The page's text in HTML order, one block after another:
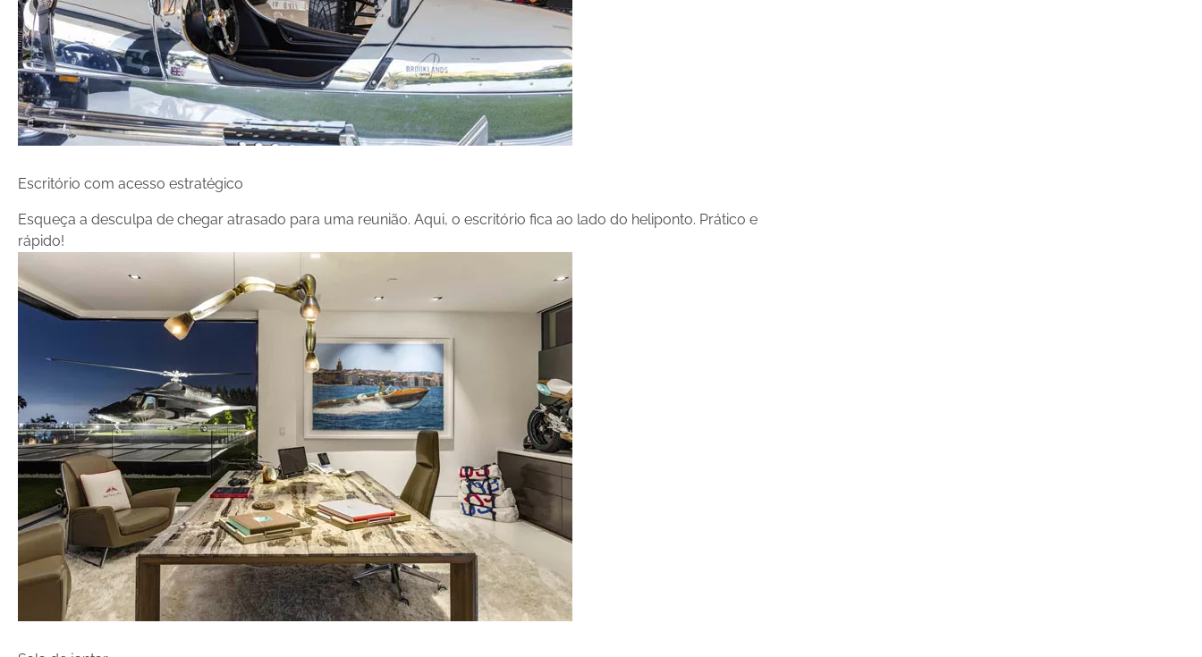
Escritório com acesso estratégico
Esqueça a desculpa de chegar atrasado para uma reunião. Aqui, o escritório fica ao lado do heliponto. Prático e
rápido!